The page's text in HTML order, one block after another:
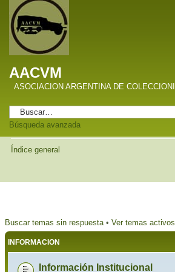
AACVM
ASOCIACION ARGENTINA DE
Búsqueda avanzada
Índice general
Buscar temas sin respuesta • Ver temas activos
INFORMACION
Información Institucional